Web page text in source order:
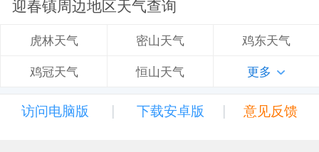
迎春镇周边地区天气查询
虎林天气 密山天气 鸡东天气
鸡冠天气 恒山天气 更多
访问电脑版 | 下载安卓版 | 意见反馈